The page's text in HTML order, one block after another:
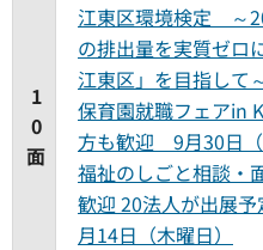
1
0
面
江東区環境検定 ～
の排出量を実質ゼロ
江東区」を目指して
保育園就職フェアin
方も歓迎 9月30日（
福祉のしごと相談・
歓迎 20法人が出展
月14日（木曜日）